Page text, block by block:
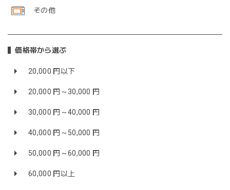
その他
価格帯から選ぶ
20,000 円以下
20,000 円～30,000 円
30,000 円～40,000 円
40,000 円～50,000 円
50,000 円～60,000 円
60,000 円以上